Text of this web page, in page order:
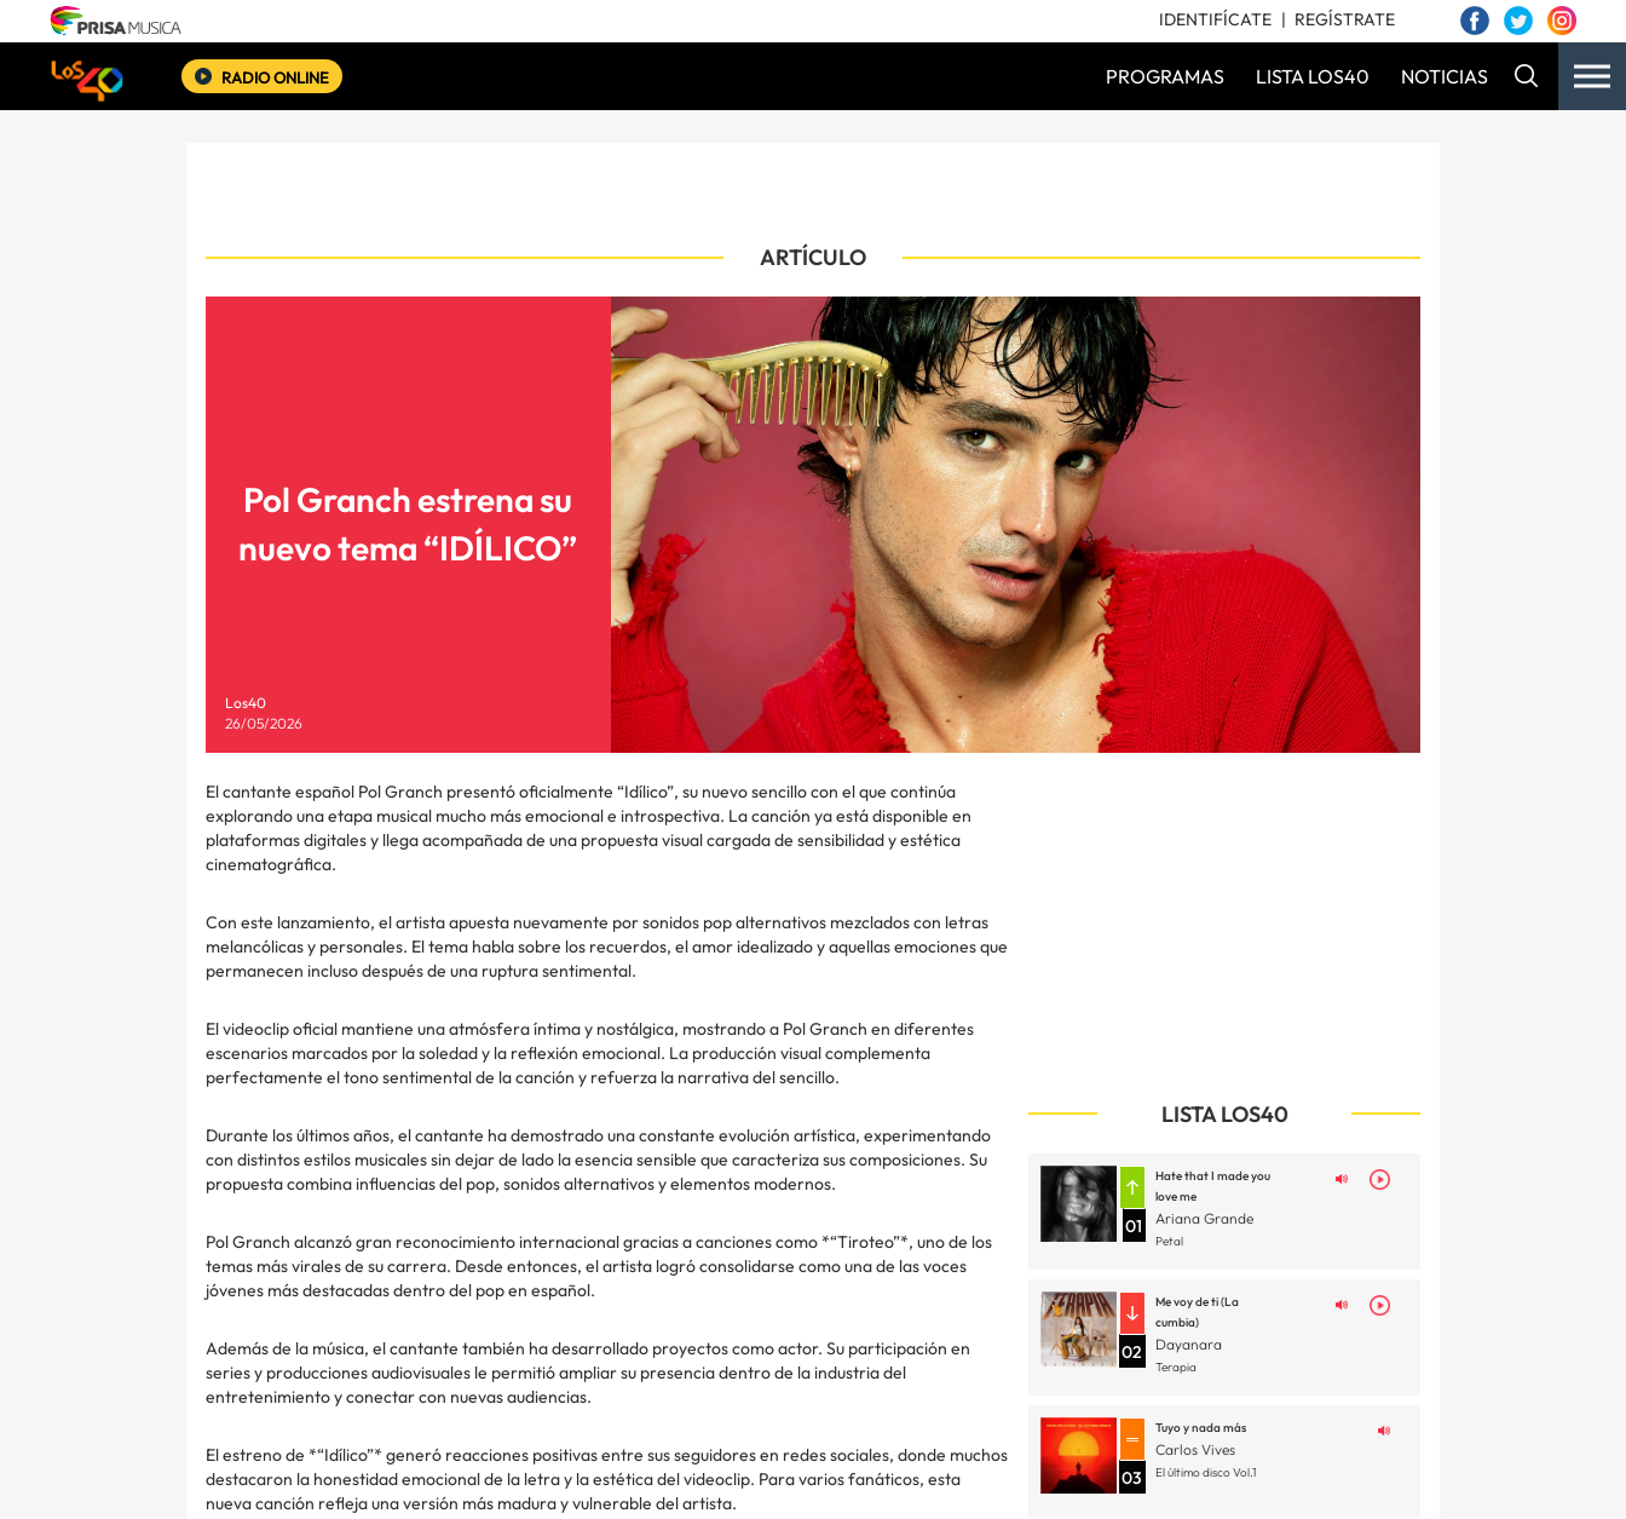
IDENTIFÍCATE REGÍSTRATE
RADIO ONLINE PROGRAMAS LISTA LOS40 NOTICIAS
ARTÍCULO
Pol Granch estrena su
nuevo tema “IDÍLICO”
Los40
26/05/2026
El cantante español Pol Granch presentó oficialmente “Idílico”, su nuevo sencillo con el que continúa
explorando una etapa musical mucho más emocional e introspectiva. La canción ya está disponible en
plataformas digitales y llega acompañada de una propuesta visual cargada de sensibilidad y estética
cinematográfica.
Con este lanzamiento, el artista apuesta nuevamente por sonidos pop alternativos mezclados con letras
melancólicas y personales. El tema habla sobre los recuerdos, el amor idealizado y aquellas emociones que
permanecen incluso después de una ruptura sentimental.
El videoclip oficial mantiene una atmósfera íntima y nostálgica, mostrando a Pol Granch en diferentes
escenarios marcados por la soledad y la reflexión emocional. La producción visual complementa
perfectamente el tono sentimental de la canción y refuerza la narrativa del sencillo.
Durante los últimos años, el cantante ha demostrado una constante evolución artística, experimentando
con distintos estilos musicales sin dejar de lado la esencia sensible que caracteriza sus composiciones. Su
propuesta combina influencias del pop, sonidos alternativos y elementos modernos.
Pol Granch alcanzó gran reconocimiento internacional gracias a canciones como *“Tiroteo”*, uno de los
temas más virales de su carrera. Desde entonces, el artista logró consolidarse como una de las voces
jóvenes más destacadas dentro del pop en español.
Además de la música, el cantante también ha desarrollado proyectos como actor. Su participación en
series y producciones audiovisuales le permitió ampliar su presencia dentro de la industria del
entretenimiento y conectar con nuevas audiencias.
El estreno de *“Idílico”* generó reacciones positivas entre sus seguidores en redes sociales, donde muchos
destacaron la honestidad emocional de la letra y la estética del videoclip. Para varios fanáticos, esta
nueva canción refleja una versión más madura y vulnerable del artista.
LISTA LOS40
01
Hate that I made you
love me
Ariana Grande
Petal
02
Me voy de ti (La
cumbia)
Dayanara
Terapia
03
Tuyo y nada más
Carlos Vives
El último disco Vol.1